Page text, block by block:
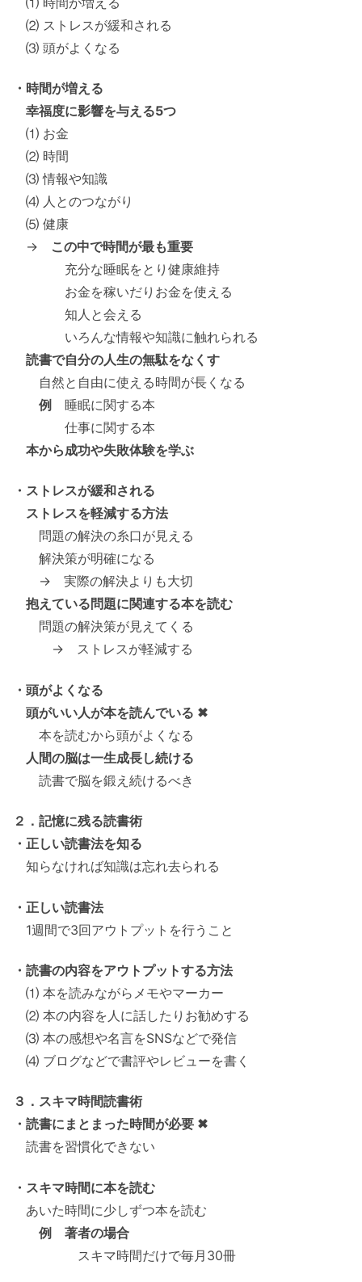
⑵ ストレスが緩和される
⑶ 頭がよくなる
・時間が増える
幸福度に影響を与える5つ
⑴ お金
⑵ 時間
⑶ 情報や知識
⑷ 人とのつながり
⑸ 健康
→ この中で時間が最も重要
充分な睡眠をとり健康維持
お金を稼いだりお金を使える
知人と会える
いろんな情報や知識に触れられる
読書で自分の人生の無駄をなくす
自然と自由に使える時間が長くなる
例
睡眠に関する本
仕事に関する本
本から成功や失敗体験を学ぶ
・ストレスが緩和される
ストレスを軽減する方法
問題の解決の糸口が見える
解決策が明確になる
→ 実際の解決よりも大切
抱えている問題に関連する本を読む
問題の解決策が見えてくる
→ ストレスが軽減する
・頭がよくなる
頭がいい人が本を読んでいる ✖
本を読むから頭がよくなる
人間の脳は一生成長し続ける
読書で脳を鍛え続けるべき
２．記憶に残る読書術
・正しい読書法を知る
知らなければ知識は忘れ去られる
・正しい読書法
1週間で3回アウトプットを行うこと
・読書の内容をアウトプットする方法
⑴ 本を読みながらメモやマーカー
⑵ 本の内容を人に話したりお勧めする
⑶ 本の感想や名言をSNSなどで発信
⑷ ブログなどで書評やレビューを書く
３．スキマ時間読書術
・読書にまとまった時間が必要 ✖
読書を習慣化できない
・スキマ時間に本を読む
あいた時間に少しずつ本を読む
例 著者の場合
スキマ時間だけで毎月30冊